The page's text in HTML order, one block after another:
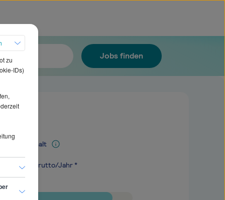
Jobs finden
Mediangehalt
€ brutto/Jahr *
zu
IDs)